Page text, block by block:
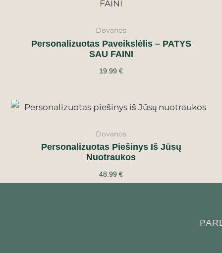
Dovanos
Personalizuotas Paveikslėlis – PATYS
SAU FAINI
19.99 €
Dovanos
Personalizuotas Piešinys Iš Jūsų
Nuotraukos
48.99 €